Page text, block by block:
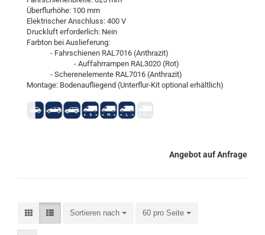
Über­flur­hö­he: 100 mm
Elek­tri­scher An­schluss: 400 V
Druck­luft er­for­der­lich: Nein
Farb­ton bei Aus­lie­fe­rung:
- Fahr­schie­nen RAL7016 (An­thra­zit)
- Auf­fahr­ram­pen RAL3020 (Rot)
- Sche­ren­ele­men­te RAL7016 (An­thra­zit)
Mon­ta­ge: Bo­den­auf­lie­gend (Unterflur-​​Kit op­tio­nal er­hält­lich)
Angebot auf Anfrage
Sortieren nach 60 pro Seite